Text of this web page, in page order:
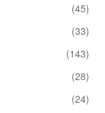
(45)
(33)
(143)
(28)
(24)